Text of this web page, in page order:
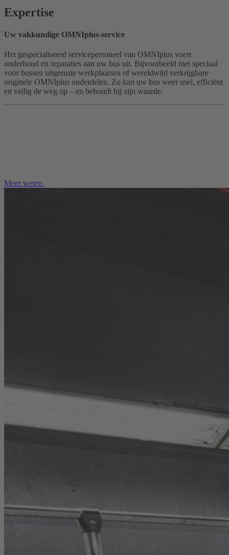
Expertise
Uw vakkundige OMNIplus-service
Het gespecialiseerd servicepersoneel van OMNIplus voert
onderhoud en reparaties aan uw bus uit. Bijvoorbeeld met speciaal
voor bussen uitgeruste werkplaatsen of wereldwijd verkrijgbare
originele OMNIplus onderdelen. Zo kan uw bus weer snel, efficiënt
en veilig de weg op – en behoudt hij zijn waarde.
Meer weten